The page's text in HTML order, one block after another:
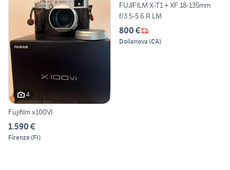
4
Fujifilm x100VI
1.590 €
Firenze(FI)
FUJIFILM X-T1 + XF 18-135mm
f/3.5-5.6 R LM
800 €
Dolianova (CA)